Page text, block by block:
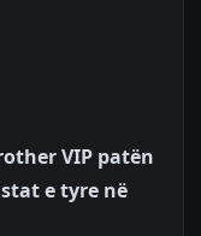
VIP patën
e tyre në